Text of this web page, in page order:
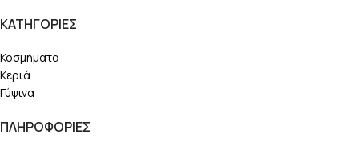
ΚΑΤΗΓΟΡΙΕΣ
Κοσμήματα
Κεριά
Γύψινα
ΠΛΗΡΟΦΟΡΙΕΣ